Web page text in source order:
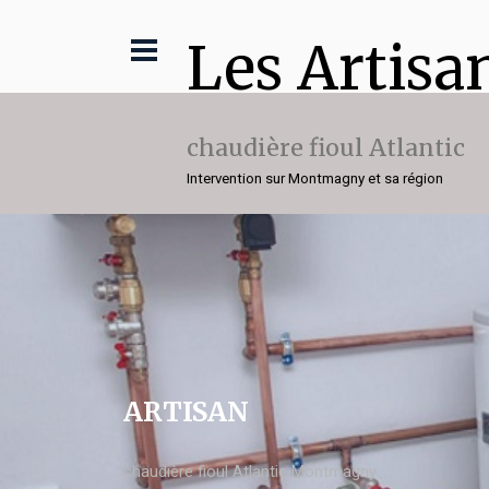
Les
chaudière fioul Atlantic
Intervention sur Montmagny et sa région
ARTISAN
chaudière fioul Atlantic Montmagny